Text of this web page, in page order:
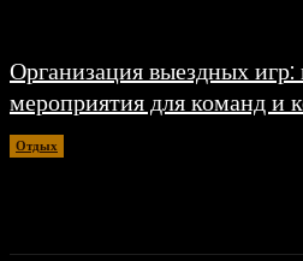
Организация выездных игр:
мероприятия для команд и
Отдых